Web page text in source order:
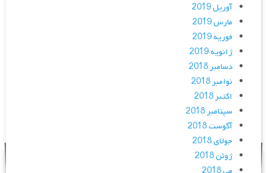
آوریل 2019
مارس 2019
فوریه 2019
ژانویه 2019
دسامبر 2018
نوامبر 2018
اکتبر 2018
سپتامبر 2018
آگوست 2018
جولای 2018
ژوئن 2018